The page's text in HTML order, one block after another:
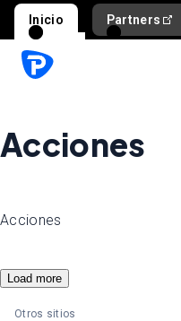
Inicio Partners
Acciones
Acciones
Load more
Otros sitios